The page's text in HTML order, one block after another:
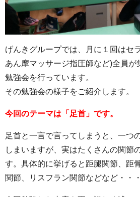
げんきグループでは、月に１回はセ
あん摩マッサージ指圧師など)全員が
勉強会を行っています。
その勉強会の様子をご紹介します。
今回のテーマは「足首」です。
足首と一言で言ってしまうと、一つ
しまいますが、実はたくさんの関節
す。具体的に挙げると距腿関節、距
関節、リスフラン関節などなど・・・